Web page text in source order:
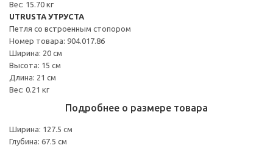
Вес: 15.70 кг
UTRUSTA УТРУСТА
Петля со встроенным стопором
Номер товара: 904.017.86
Ширина: 20 см
Высота: 15 см
Длина: 21 см
Вес: 0.21 кг
Подробнее о размере товара
Ширина: 127.5 см
Глубина: 67.5 см